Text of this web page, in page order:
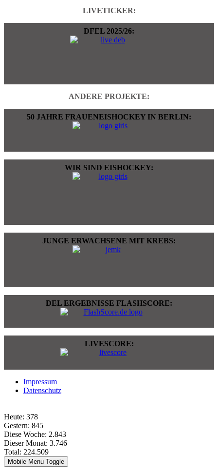
LIVETICKER:
DFEL 2025/26:
ANDERE PROJEKTE:
50 JAHRE FRAUENEISHOCKEY IN BERLIN:
WIR SIND EISHOCKEY:
JUNGE ERWACHSENE MIT KREBS:
DEL ERGEBNISSE FLASHSCORE:
LIVESCORE:
Impressum
Datenschutz
Heute: 378
Gestern: 845
Diese Woche: 2.843
Dieser Monat: 3.746
Total: 224.509
Mobile Menu Toggle